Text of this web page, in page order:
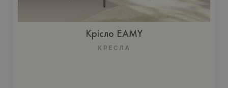
Крісло EAMY
КРЕСЛА